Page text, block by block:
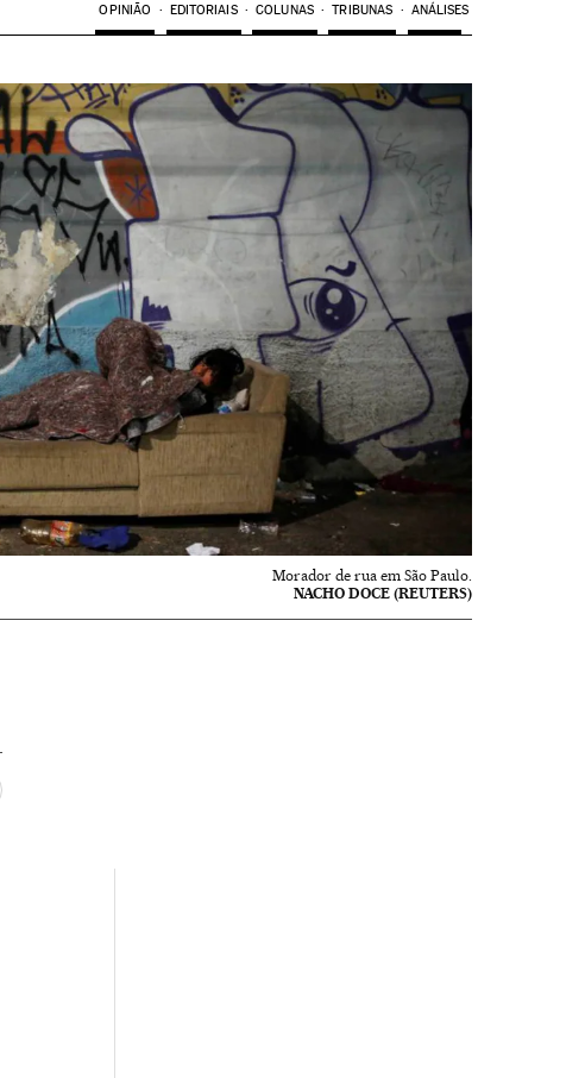
OPINIÃO EDITORIAIS COLUNAS TRIBUNAS ANÁLISES
Morador de rua em São Paulo.
NACHO DOCE (REUTERS)